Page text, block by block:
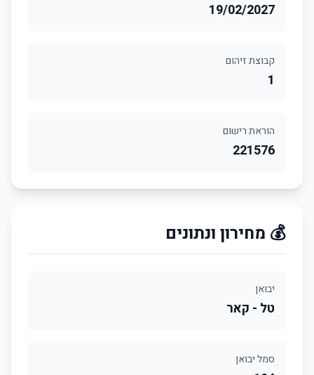
19/02/2027
קבוצת זיהום
1
הוראת רישום
221576
💰 מחירון ונתונים
יבואן
טל - קאר
סמל יבואן